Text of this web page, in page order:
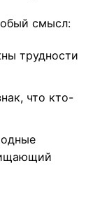
смысл:
трудности
что кто-